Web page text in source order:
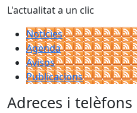
L'actualitat a un clic
Notícies
Agenda
Avisos
Publicacions
Adreces i telèfons